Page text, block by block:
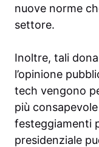
nuove norme
settore.
Inoltre, tali
l’opinione
tech vengono
più
festeggiamenti
presidenziale